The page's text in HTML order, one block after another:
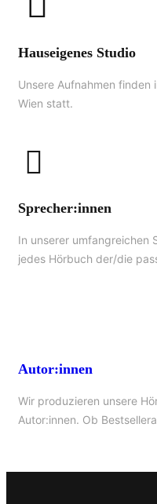
Hauseigenes Studio
Unsere Aufnahmen finden
Wien statt.
Sprecher:innen
In unserer umfangreichen
jedes Hörbuch der/die
Autor:innen
Wir produzieren unsere
Autor:innen. Ob